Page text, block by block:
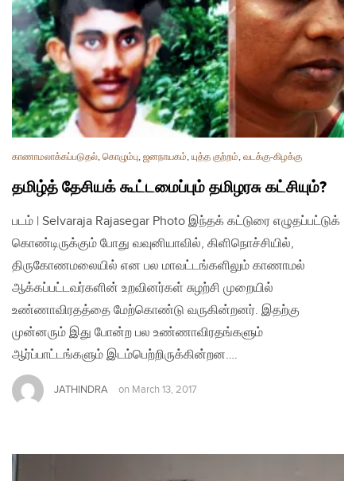
காணாமலாக்கப்படுதல், கொழும்பு, ஜனநாயகம், யுத்த குற்றம், வடக்கு-கிழக்கு
தமிழ்த் தேசியக் கூட்டமைப்பும் தமிழரசு கட்சியும்?
படம் | Selvaraja Rajasegar Photo இந்தக் கட்டுரை எழுதப்பட்டுக்
கொண்டிருக்கும் போது வவுனியாவில், கிளிநொச்சியில்,
திருகோணமலையில் என பல மாவட்டங்களிலும் காணாமல்
ஆக்கப்பட்டவர்களின் உறவினர்கள் சுழற்சி முறையில்
உண்ணாவிரதத்தை மேற்கொண்டு வருகின்றனர். இதற்கு
முன்னரும் இது போன்ற பல உண்ணாவிரதங்களும்
ஆர்ப்பாட்டங்களும் இடம்பெற்றிருக்கின்றன….
JATHINDRA on March 13, 2017